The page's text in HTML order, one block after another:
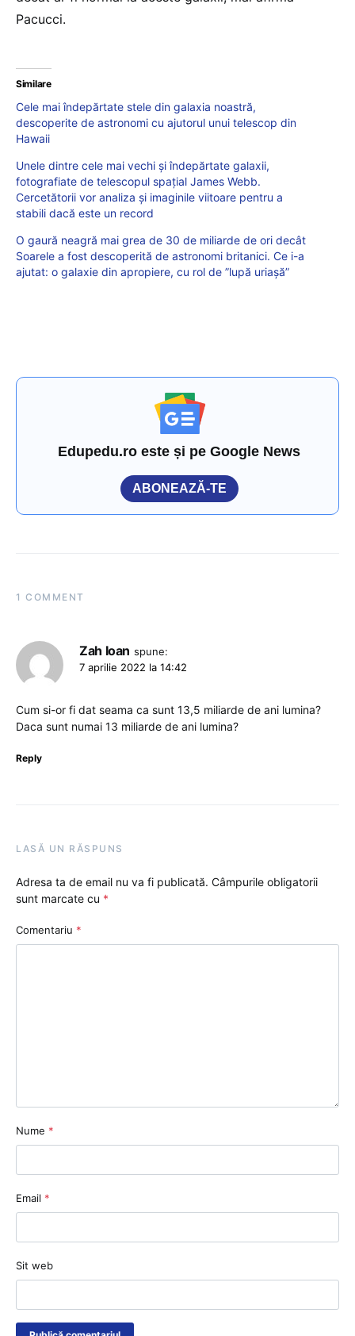
Pacucci.
Similare
Cele mai îndepărtate stele din galaxia noastră,
descoperite de astronomi cu ajutorul unui telescop din
Hawaii
Unele dintre cele mai vechi și îndepărtate galaxii,
fotografiate de telescopul spațial James Webb.
Cercetătorii vor analiza și imaginile viitoare pentru a
stabili dacă este un record
O gaură neagră mai grea de 30 de miliarde de ori decât
Soarele a fost descoperită de astronomi britanici. Ce i-a
ajutat: o galaxie din apropiere, cu rol de ”lupă uriașă”
Edupedu.ro este și pe Google News
ABONEAZĂ-TE
1 COMMENT
Zah Ioan spune:
7 aprilie 2022 la 14:42
Cum si-or fi dat seama ca sunt 13,5 miliarde de ani lumina?
Daca sunt numai 13 miliarde de ani lumina?
Reply
LASĂ UN RĂSPUNS
Adresa ta de email nu va fi publicată. Câmpurile obligatorii
sunt marcate cu *
Comentariu *
Nume *
Email *
Sit web